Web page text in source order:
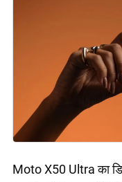
Moto X50 Ultra का